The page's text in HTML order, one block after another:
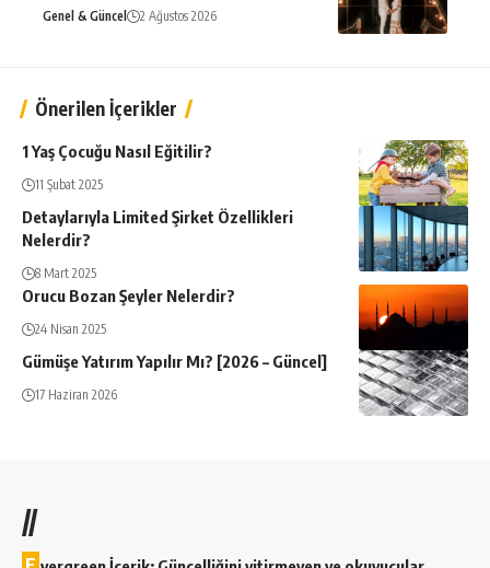
Genel & Güncel 2 Ağustos 2026
Önerilen İçerikler
1 Yaş Çocuğu Nasıl Eğitilir?
11 Şubat 2025
Detaylarıyla Limited Şirket Özellikleri
Nelerdir?
8 Mart 2025
Orucu Bozan Şeyler Nelerdir?
24 Nisan 2025
Gümüşe Yatırım Yapılır Mı? [2026 – Güncel]
17 Haziran 2026
//